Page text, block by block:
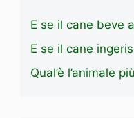
E se il cane beve
E se il cane
Qual’è l’animale